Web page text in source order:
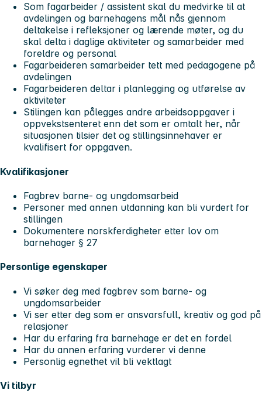
Som fagarbeider / assistent skal du medvirke til at
avdelingen og barnehagens mål nås gjennom
deltakelse i refleksjoner og lærende møter, og du
skal delta i daglige aktiviteter og samarbeider med
foreldre og personal
Fagarbeideren samarbeider tett med pedagogene på
avdelingen
Fagarbeideren deltar i planlegging og utførelse av
aktiviteter
Stilingen kan pålegges andre arbeidsoppgaver i
oppvekstsenteret enn det som er omtalt her, når
situasjonen tilsier det og stillingsinnehaver er
kvalifisert for oppgaven.
Kvalifikasjoner
Fagbrev barne- og ungdomsarbeid
Personer med annen utdanning kan bli vurdert for
stillingen
Dokumentere norskferdigheter etter lov om
barnehager § 27
Personlige egenskaper
Vi søker deg med fagbrev som barne- og
ungdomsarbeider
Vi ser etter deg som er ansvarsfull, kreativ og god på
relasjoner
Har du erfaring fra barnehage er det en fordel
Har du annen erfaring vurderer vi denne
Personlig egnethet vil bli vektlagt
Vi tilbyr